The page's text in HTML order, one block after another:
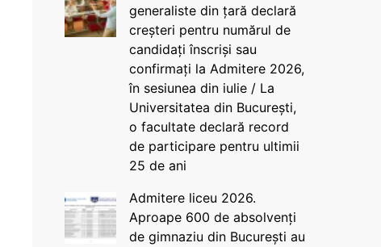
generaliste din țară declară
creșteri pentru numărul de
candidați înscriși sau
confirmați la Admitere 2026,
în sesiunea din iulie / La
Universitatea din București,
o facultate declară record
de participare pentru ultimii
25 de ani
Admitere liceu 2026.
Aproape 600 de absolvenți
de gimnaziu din București au